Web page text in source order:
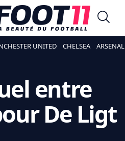
UNITED CHELSEA ARSENAL
entre
De Ligt